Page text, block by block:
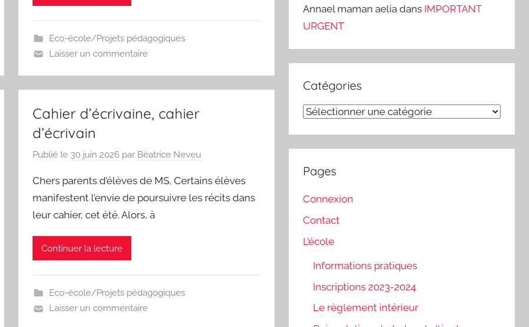
Eco-école/Projets pédagogiques
Laisser un commentaire
Cahier d’écrivaine, cahier
d’écrivain
Publié le 30 juin 2026 par Béatrice Neveu
Chers parents d’élèves de MS, Certains élèves
manifestent l’envie de poursuivre les récits dans
leur cahier, cet été. Alors, à
Continuer la lecture
Eco-école/Projets pédagogiques
Laisser un commentaire
Annael maman aelia dans IMPORTANT
URGENT
Catégories
Catégories
Pages
Connexion
Contact
L’école
Informations pratiques
Inscriptions 2023-2024
Le règlement intérieur